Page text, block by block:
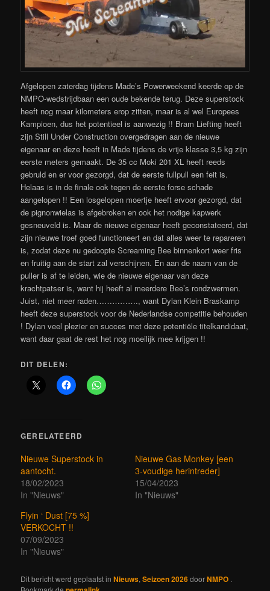
Afgelopen zaterdag tijdens Made’s Powerweekend keerde op de
NMPO-wedstrijdbaan een oude bekende terug. Deze superstock
heeft nog maar kilometers erop zitten, maar is al wel Europees
Kampioen, dus het potentieel is aanwezig !! Bram Liefting heeft
zijn Still Under Construction overgedragen aan de nieuwe
eigenaar en deze heeft in Made tijdens de vrije klasse 3,5 kg zijn
eerste meters gemaakt. De 35 cc Moki 201 XL heeft reeds
gebruld en er voor gezorgd, dat de eerste fullpull een feit is.
Helaas is in de finale ook tegen de eerste forse schade
aangelopen !! Een losgelopen moertje heeft ervoor gezorgd, dat
de pignonwielas is afgebroken en ook het nodige kapwerk
gesneuveld is. Maar de nieuwe eigenaar heeft geconstateerd, dat
zijn nieuwe troef goed functioneert en dat alles weer te repareren
is, zodat deze nu gedoopte Screaming Bee binnenkort weer fris
en fruitig aan de start zal verschijnen. En aan de naam van de
puller is af te leiden, wie de nieuwe eigenaar van deze
krachtpatser is, want hij heeft al meerdere Bee’s rondzwermen.
Juist, niet meer raden……………., want Dylan Klein Braskamp
heeft deze superstock voor de Nederlandse competitie behouden
! Dylan veel plezier en succes met deze potentiële titelkandidaat,
want daar gaat de rest het nog moeilijk mee krijgen !!
DIT DELEN:
GERELATEERD
Nieuwe Superstock in
aantocht.
18/02/2023
In "Nieuws"
Nieuwe Gas Monkey [een
3-voudige herintreder]
15/04/2023
In "Nieuws"
Flyin ‘ Dust [75 %]
VERKOCHT !!
07/09/2023
In "Nieuws"
Dit bericht werd geplaatst inNieuws,Seizoen 2026doorNMPO .